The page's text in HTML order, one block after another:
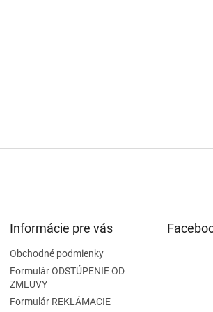
Informácie pre vás
Obchodné podmienky
Formulár ODSTÚPENIE OD
ZMLUVY
Formulár REKLÁMACIE